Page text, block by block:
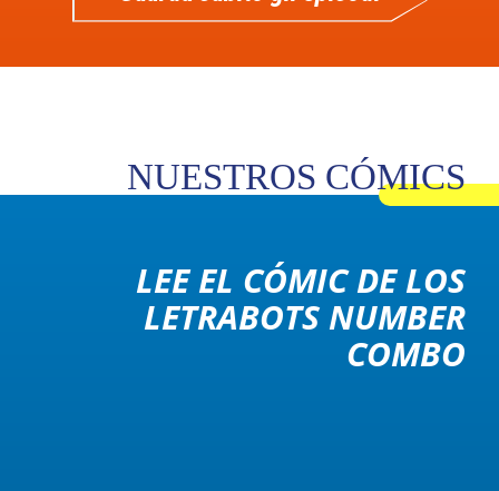
NUESTROS CÓMICS
LEE EL CÓMIC DE LOS
LETRABOTS NUMBER
COMBO